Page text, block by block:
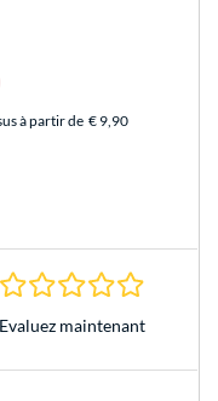
à partir de € 9,90
Evaluez maintenant